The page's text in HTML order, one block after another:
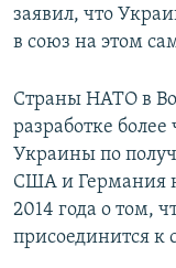
заявил, что
в союз на этом
Страны НАТО в
разработке
Украины по
США и Германия
2014 года о том,
присоединится к